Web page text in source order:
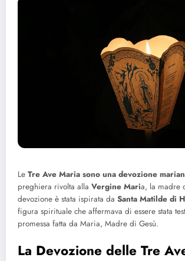
Le Tre Ave Maria sono una devozione
preghiera rivolta alla Vergine Maria, la madre
devozione è stata ispirata da Santa Matilde di
figura spirituale che affermava di essere stata
promessa fatta da Maria, Madre di Gesù.
La Devozione delle Tre